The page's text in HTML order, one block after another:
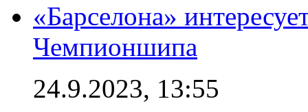
«Барселона»
Чемпионшипа
24.9.2023, 13:55